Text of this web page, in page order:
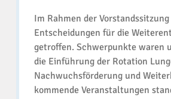
Zukunft
Im Rahmen der
Entscheidungen für die
getroffen. Schwerpunkte waren
die Einführung der Rotation
Nachwuchsförderung und
kommende Veranstaltungen